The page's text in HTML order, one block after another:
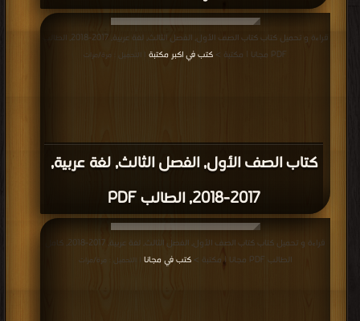
كتاب الصف الأول, الفصل الثالث, لغة عربية,
2017-2018, الطالب PDF
قراءة و تحميل كتاب كتاب الصف الأول, الفصل الثالث, لغة عربية, 2017-2018, الطالب
PDF مجانا | مكتبة >
كتب في اكبر مكتبة | التحميل : مرة/مرات
قراءة و تحميل كتاب كتاب الصف الأول, الفصل الثالث, لغة عربية, 2017-2018, كامل
الطالب PDF مجانا | مكتبة >
كتب في مجانا | التحميل : مرة/مرات